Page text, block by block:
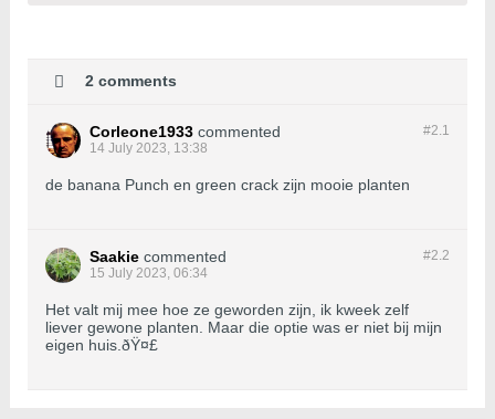
2 comments
#2.1
Corleone1933 commented
14 July 2023, 13:38
de banana Punch en green crack zijn mooie planten
#2.2
Saakie commented
15 July 2023, 06:34
Het valt mij mee hoe ze geworden zijn, ik kweek zelf
liever gewone planten. Maar die optie was er niet bij mijn
eigen huis.ðŸ¤£